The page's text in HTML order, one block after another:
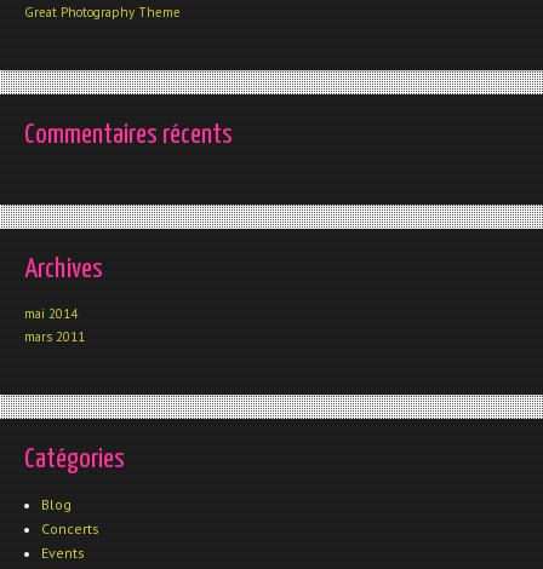
Great Photography Theme
Commentaires récents
Archives
mai 2014
mars 2011
Catégories
Blog
Concerts
Events